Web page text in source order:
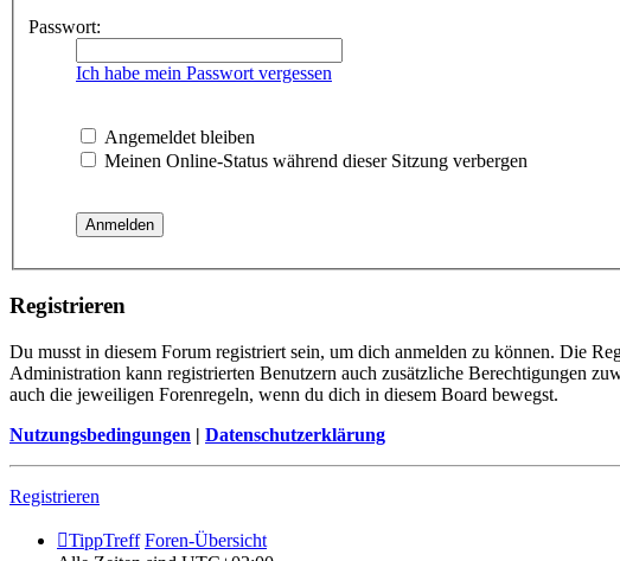
Passwort:
Ich habe mein Passwort vergessen
Angemeldet bleiben
Meinen Online-Status während dieser Sitzung verbergen
Registrieren
Du musst in diesem Forum registriert sein, um dich anmelden zu können. Die
Administration kann registrierten Benutzern auch zusätzliche Berechtigungen
auch die jeweiligen Forenregeln, wenn du dich in diesem Board bewegst.
Nutzungsbedingungen | Datenschutzerklärung
Registrieren
TippTreff Foren-Übersicht